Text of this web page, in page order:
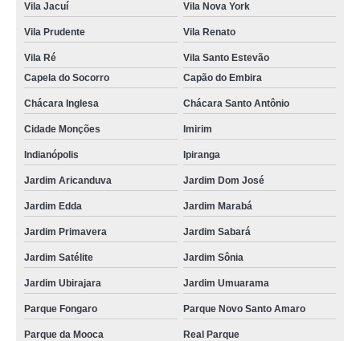
Vila Jacuí Vila Nova York
Vila Prudente Vila Renato
Vila Ré
Vila Santo Estevão
Capela do Socorro
Capão do Embira
Chácara Inglesa Chácara Santo Antônio
Cidade Monções Imirim
Indianópolis Ipiranga
Jardim Aricanduva Jardim Dom José
Jardim Edda Jardim Marabá
Jardim Primavera Jardim Sabará
Jardim Satélite Jardim Sônia
Jardim Ubirajara Jardim Umuarama
Parque Fongaro Parque Novo Santo Amaro
Parque da Mooca Real Parque